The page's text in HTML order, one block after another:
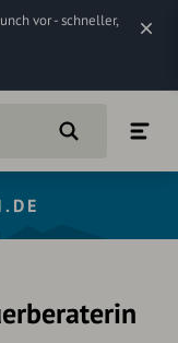
vor - schneller,